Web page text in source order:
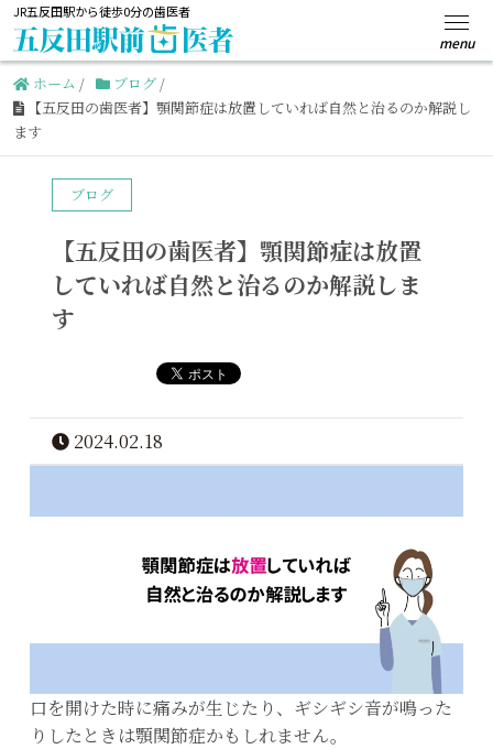
JR五反田駅から徒歩0分の歯医者
ホーム / ブログ /
【五反田の歯医者】顎関節症は放置していれば自然と治るのか解説し
ます
ブログ
【五反田の歯医者】顎関節症は放置
していれば自然と治るのか解説しま
す
2024.02.18
口を開けた時に痛みが生じたり、ギシギシ音が鳴った
りしたときは顎関節症かもしれません。